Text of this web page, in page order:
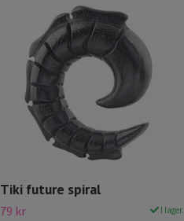
Tiki future spiral
79 kr I lager.